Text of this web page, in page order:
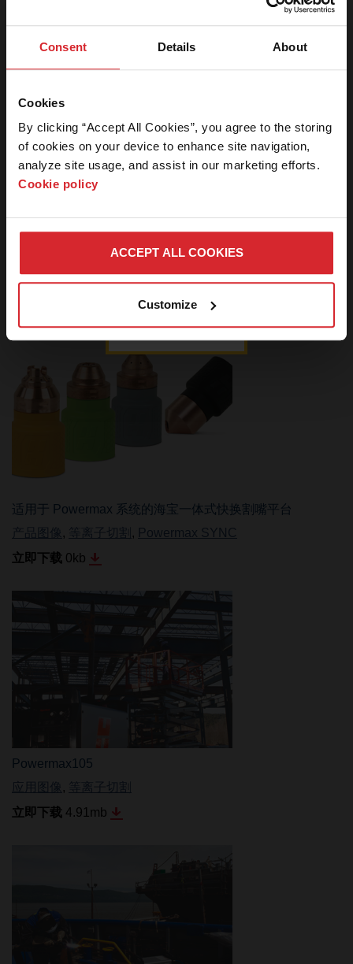
Consent Details About
Cookies
By clicking “Accept All Cookies”, you agree to the storing
of cookies on your device to enhance site navigation,
analyze site usage, and assist in our marketing efforts.
Cookie policy
ACCEPT ALL COOKIES
Customize
徽标
立即下载203
产品图像,等离子切割
适用于 Powermax 系统的海宝一体式快换割嘴平台
产品图像 , 等离子切割 , Powermax SYNC
立即下载 0 kb
Powermax105
应用图像 , 等离子切割
立即下载 4.91 mb
片下载
中心
媒体的工作人
员开放。如果
您是新闻媒体
人士并需要密
登
录